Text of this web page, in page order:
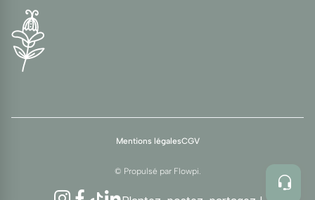
Mentions légalesCGV
© Propulsé par Flowpi
Instagram
Facebook
TikTokLinkedIn